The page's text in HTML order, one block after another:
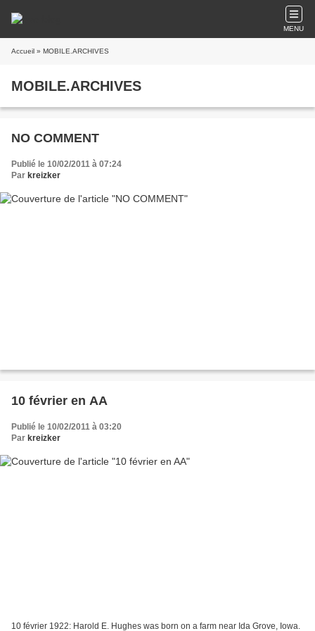
MENU
Accueil » MOBILE.ARCHIVES
MOBILE.ARCHIVES
NO COMMENT
Publié le 10/02/2011 à 07:24
Par kreizker
10 février en AA
Publié le 10/02/2011 à 03:20
Par kreizker
10 février 1922: Harold E. Hughes was born on a farm near Ida Grove, Iowa.